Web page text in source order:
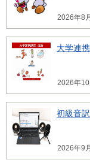
2026年8
大学連
2026年
初級音
2026年9